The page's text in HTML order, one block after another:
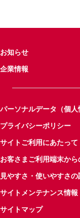
お知らせ
企業情報
パーソナルデータ（個
プライバシーポリシー
サイトご利用にあたって
お客さまご利用端末か
見やすさ・使いやすさの
サイトメンテナンス情報
サイトマップ